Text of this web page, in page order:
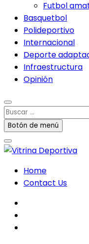
Futbol
Basquetbol
Polideportivo
Internacional
Deporte
Infraestructura
Opinión
Buscar
…Botón de menú
Home
Contact Us